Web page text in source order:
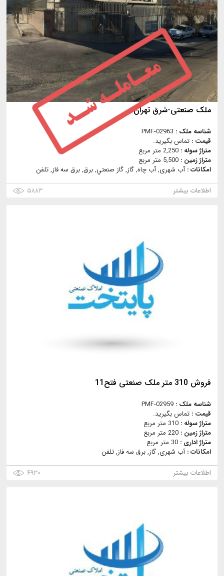
ملک صنعتی-شرق تهران
شناسه ملک : PMF-02963
قیمت : تماس بگیرید.
متراژ سوله : 2,250 متر مربع
متراژ زمین : 5,500 متر مربع
امکانات :آب شهری, آب چاه, گاز, گاز صنعتي, برق, برق سه فاز, تلفن
اطلاعات بیشتر
۵۸۸۳
فروش 310 متر ملک صنعتی فتح11
شناسه ملک : PMF-02959
قیمت : تماس بگیرید.
متراژ سوله : 310 متر مربع
متراژ زمین : 220 متر مربع
متراژ اداری : 30 متر مربع
امکانات :آب شهری, گاز, برق سه فاز, تلفن
اطلاعات بیشتر
۴۹۳۰